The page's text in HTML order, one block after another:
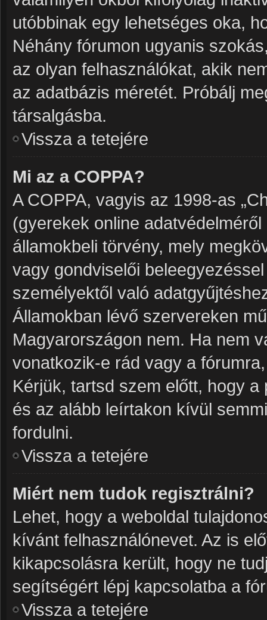
utóbbinak egy lehetséges oka,
Néhány fórumon ugyanis
az olyan felhasználókat, akik
az adatbázis méretét. Próbálj
társalgásba.
Vissza a tetejére
Mi az a COPPA?
A COPPA, vagyis az 1998-as
(gyerekek online
államokbeli törvény, mely
vagy gondviselői
személyektől való
Államokban lévő szervereken
Magyarországon nem. Ha nem
vonatkozik-e rád vagy a
Kérjük, tartsd szem előtt, hogy
és az alább leírtakon kívül
fordulni.
Vissza a tetejére
Miért nem tudok regisztrálni?
Lehet, hogy a weboldal
kívánt felhasználónevet. Az is
kikapcsolásra került, hogy ne
segítségért lépj kapcsolatba a
Vissza a tetejére